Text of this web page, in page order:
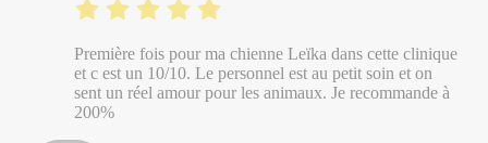
Première fois pour ma chienne Leïka dans cette clinique
et c est un 10/10. Le personnel est au petit soin et on
sent un réel amour pour les animaux. Je recommande à
200%